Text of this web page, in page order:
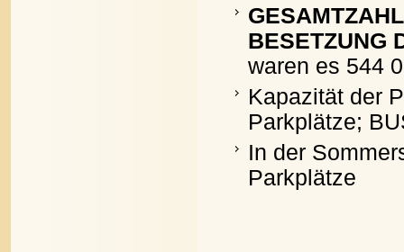
BESETZUNG
waren es 544
Kapazität der
Parkplätze;
In der
Parkplätze